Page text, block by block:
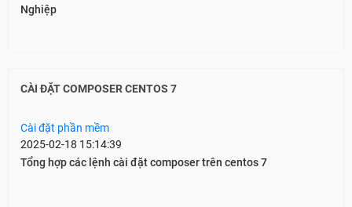
Nghiệp
CÀI ĐẶT COMPOSER CENTOS 7
Cài đặt phần mềm
2025-02-18 15:14:39
Tổng hợp các lệnh cài đặt composer trên centos 7